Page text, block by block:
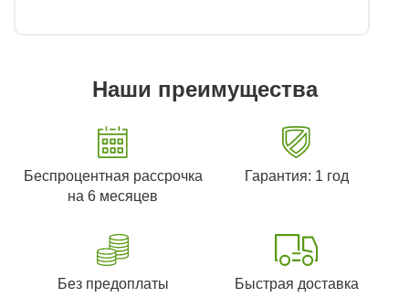
Наши преимущества
Беспроцентная рассрочка
на 6 месяцев
Гарантия: 1 год
Без предоплаты Быстрая доставка